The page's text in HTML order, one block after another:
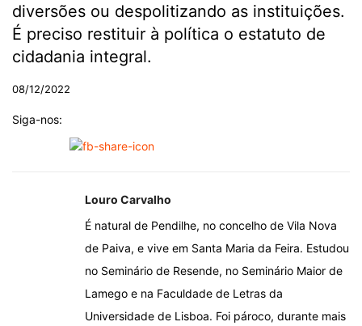
diversões ou despolitizando as instituições.
É preciso restituir à política o estatuto de
cidadania integral.
08/12/2022
Siga-nos:
Louro Carvalho
É natural de Pendilhe, no concelho de Vila Nova
de Paiva, e vive em Santa Maria da Feira. Estudou
no Seminário de Resende, no Seminário Maior de
Lamego e na Faculdade de Letras da
Universidade de Lisboa. Foi pároco, durante mais